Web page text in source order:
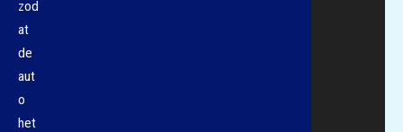
zod
at
de
aut
o
het